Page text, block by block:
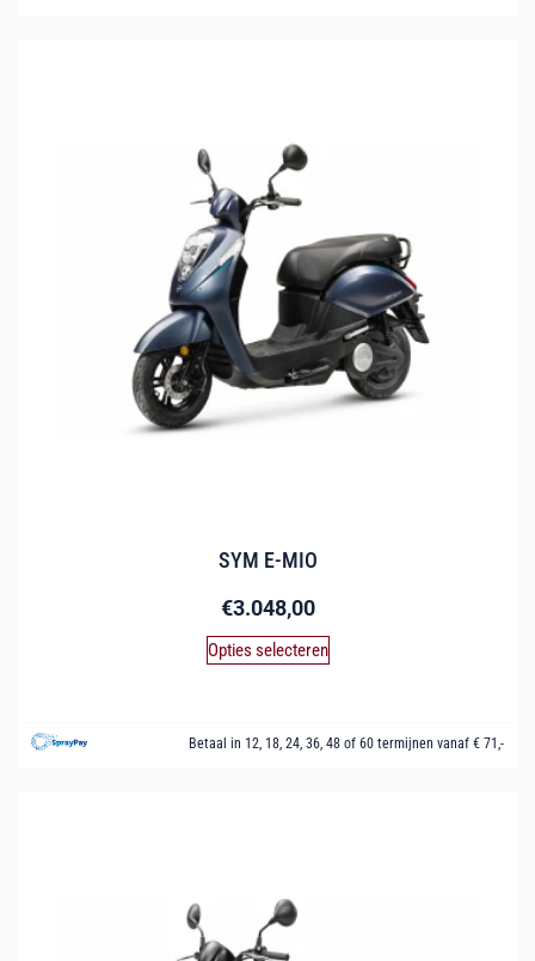
SYM E-MIO
€3.048,00
Opties selecteren
Betaal in 12, 18, 24, 36, 48 of 60 termijnen vanaf € 71,-